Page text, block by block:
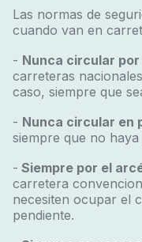
Las normas de
cuando van en
- Nunca circular
carreteras
caso, siempre que
- Nunca circular en
siempre que no
- Siempre por el
carretera
necesiten ocupar el
pendiente.